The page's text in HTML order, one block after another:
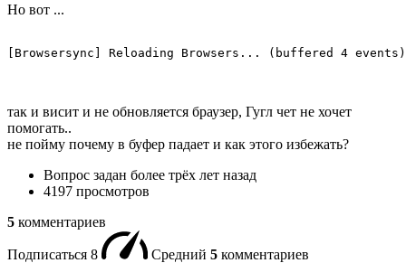
Но вот ...
[Browsersync] Reloading Browsers... (buffered 4 events)
так и висит и не обновляется браузер, Гугл чет не хочет
помогать..
не пойму почему в буфер падает и как этого избежать?
Вопрос задан более трёх лет назад
4197 просмотров
5 комментариев
Подписаться 8 Средний 5 комментариев